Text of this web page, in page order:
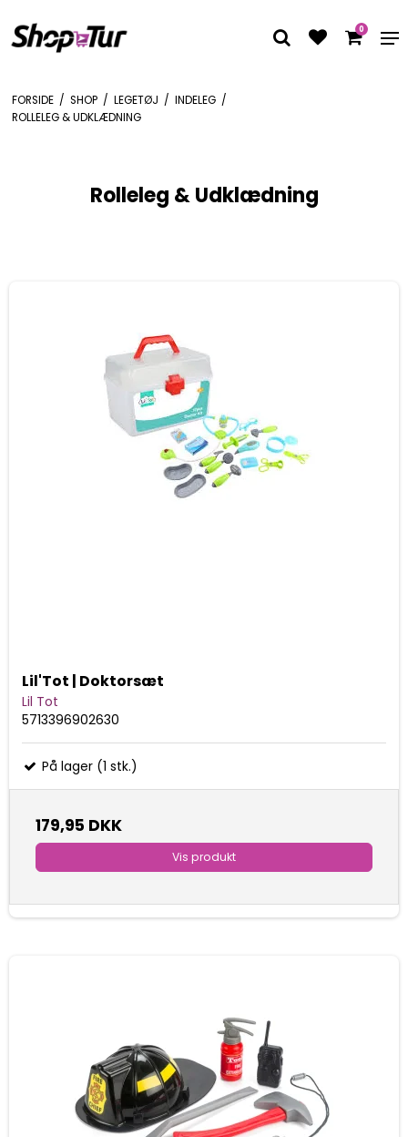
0
FORSIDE / SHOP / LEGETØJ / INDELEG /
ROLLELEG & UDKLÆDNING
Rolleleg & Udklædning
Lil'Tot | Doktorsæt
Lil Tot
5713396902630
På lager (1 stk.)
179,95 DKK
Vis produkt